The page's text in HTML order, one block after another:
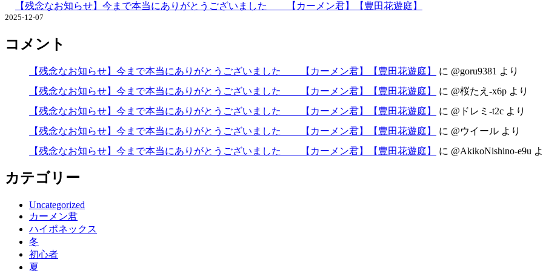
【残念なお知らせ】今まで本当にありがとうございました 【カーメン君】【豊田花遊庭】
2025-12-07
コメント
【残念なお知らせ】今まで本当にありがとうございました 【カーメン君】【豊田花遊庭】 に @goru9381 より
【残念なお知らせ】今まで本当にありがとうございました 【カーメン君】【豊田花遊庭】
に @桜たえ-x6p より
【残念なお知らせ】今まで本当にありがとうございました 【カーメン君】【豊田花遊庭】
に @ドレミ-t2c より
【残念なお知らせ】今まで本当にありがとうございました 【カーメン君】【豊田花遊庭】
に @ウイール より
【残念なお知らせ】今まで本当にありがとうございました 【カーメン君】【豊田花遊庭】
に @AkikoNishino-e9u
カテゴリー
Uncategorized
カーメン君
ハイポネックス
冬
初心者
夏